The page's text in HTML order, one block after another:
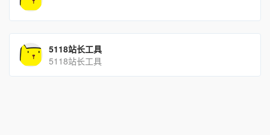
5118站长工具
5118站长工具